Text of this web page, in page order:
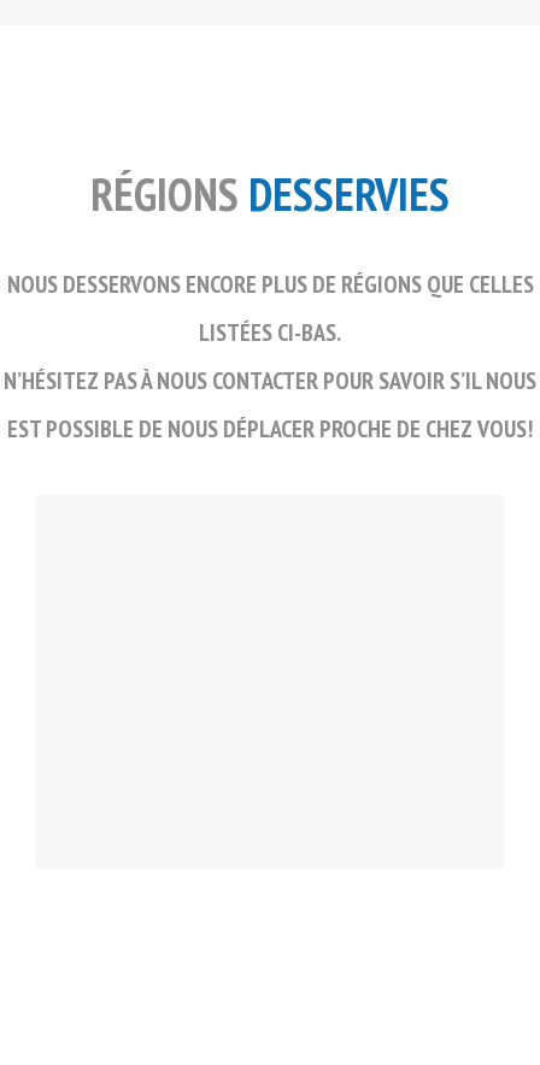
RÉGIONS DESSERVIES
NOUS DESSERVONS ENCORE PLUS DE RÉGIONS QUE CELLES
LISTÉES CI-BAS.
N’HÉSITEZ PAS À NOUS CONTACTER POUR SAVOIR S’IL NOUS
EST POSSIBLE DE NOUS DÉPLACER PROCHE DE CHEZ VOUS!